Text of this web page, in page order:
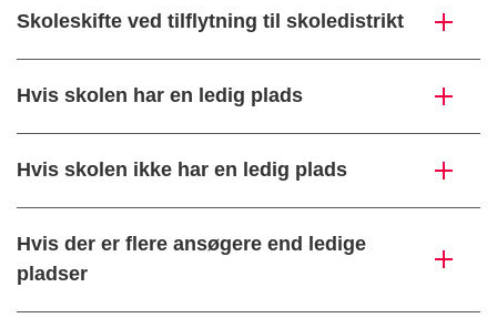
Skoleskifte ved tilflytning til skoledistrikt
Hvis skolen har en ledig plads
Hvis skolen ikke har en ledig plads
Hvis der er flere ansøgere end ledige
pladser